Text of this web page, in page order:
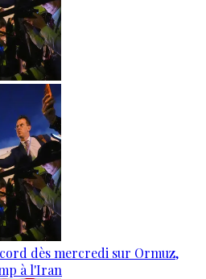
dès mercredi sur Ormuz,
à l'Iran